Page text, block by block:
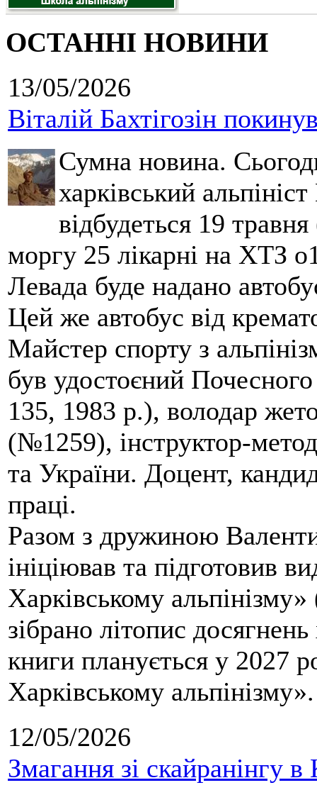
ОСТАННІ НОВИНИ
13/05/2026
Віталій Бахтігозін
Сумна новина.
харківський
відбудеться 19
моргу 25 лікарні на ХТЗ
Левада буде надано
Цей же автобус від
Майстер спорту з
був удостоєний
135, 1983 р.), володар
(№1259), інструктор-
та України. Доцент,
праці.
Разом з дружиною
ініціював та підготовив
Харківському
зібрано літопис
книги планується у 2027
Харківському альпінізму».
12/05/2026
Змагання зі скайранінгу в